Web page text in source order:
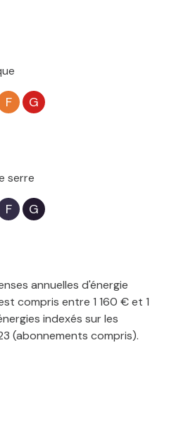
F G
serre
F G
annuelles d'énergie
compris entre 1 160 € et 1
indexés sur les
(abonnements compris).